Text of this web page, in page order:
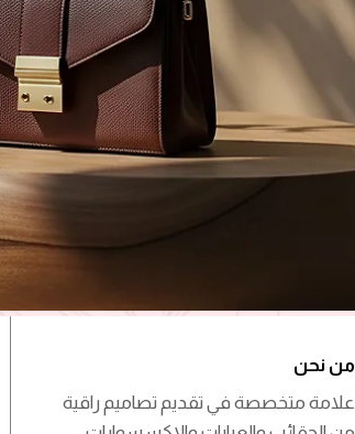
من نحن
علامة متخصصة في تقديم تصاميم راقية